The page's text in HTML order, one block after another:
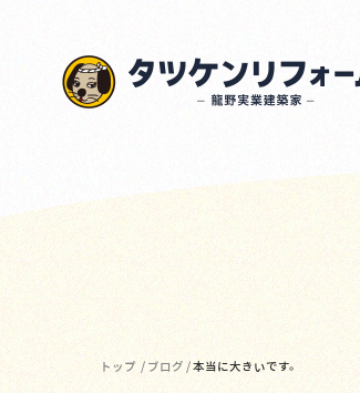
トップ / ブログ /本当に大きいです。